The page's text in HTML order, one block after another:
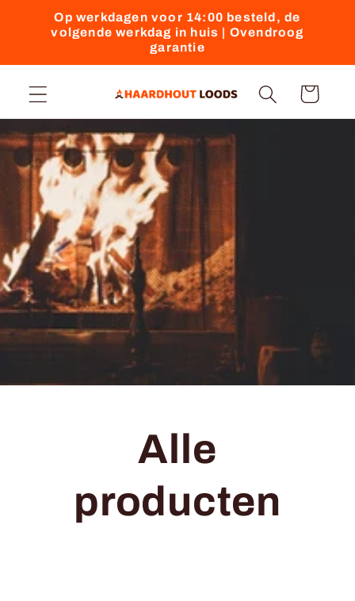
naar de
content
Op werkdagen voor 14:00 besteld, de
volgende werkdag in huis | Ovendroog
garantie
Winkelwagen
Alle
producten